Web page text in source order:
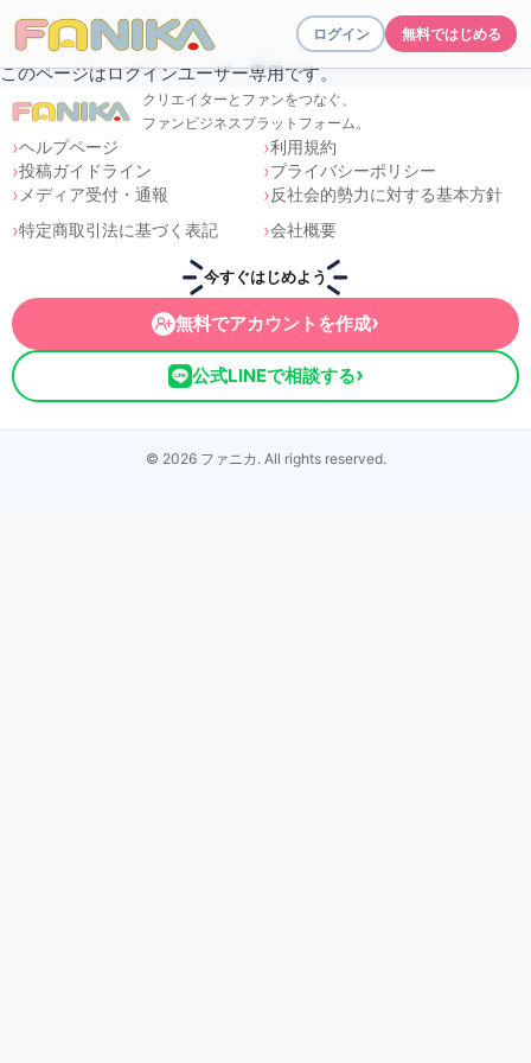
ログイン 無料ではじめる
このページはログインユーザー専用です。
クリエイターとファンをつなぐ、
ファンビジネスプラットフォーム。
ヘルプページ
投稿ガイドライン
メディア受付・通報
利用規約
プライバシーポリシー
反社会的勢力に対する基本方針
特定商取引法に基づく表記
会社概要
今すぐはじめよう
無料でアカウントを作成›
公式LINEで相談する›
© 2026 ファニカ. All rights reserved.